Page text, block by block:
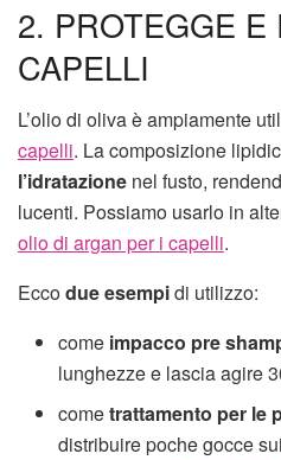
2. PROTEGGE E
CAPELLI
L’olio di oliva è ampiamente
capelli. La composizione
l’idratazione nel fusto,
lucenti. Possiamo usarlo in
olio di argan per i capelli.
Eccodue esempidi utilizzo:
come impacco pre
lunghezze e lascia agire
cometrattamento per le
distribuire poche gocce